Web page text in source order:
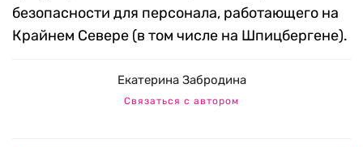
безопасности для персонала, работающего на
Крайнем Севере (в том числе на Шпицбергене).
Екатерина Забродина
Связаться с автором